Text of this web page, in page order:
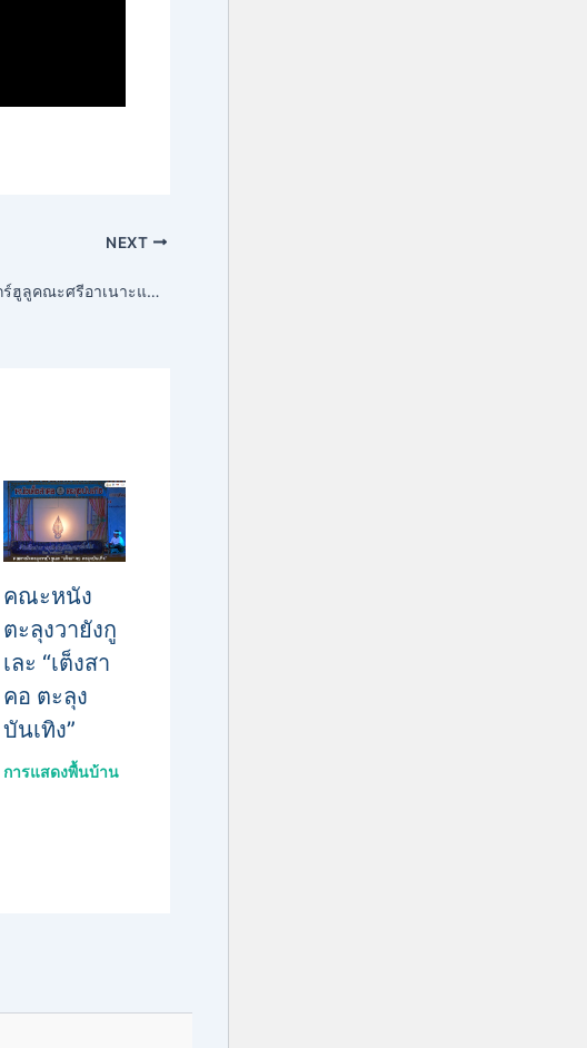
NEXT
ดีเกร์ฮูลูดีเกร์ฮูลูคณะศรีอาเนาะแว อำเภอโคกโพธิ์ จังหวัดปัตตานี
คณะหนัง
ตะลุงวายังกู
เละ “เต็งสา
คอ ตะลุง
บันเทิง”
การแสดงพื้นบ้าน